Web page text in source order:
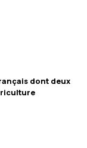
dont deux